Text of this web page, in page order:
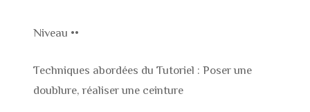
Niveau ••
Techniques abordées du Tutoriel : Poser une
doublure, réaliser une ceinture